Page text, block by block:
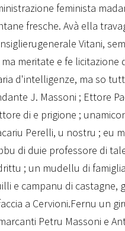
feminista
fresche. Avà ella
Vitani,
meritate e fe licitazione
d'intelligenze, ma so
J. Massoni ; Ettore
di e prigione ;
Perelli, u nostru ; eu
di duie professore di
; un mudellu di
e campanu di castagne,
a Cervioni.Fernu un
Petru Massoni e